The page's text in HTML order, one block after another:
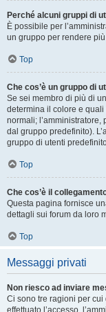
Perché alcuni gruppi di
È possibile per
un gruppo per rendere
Top
Che cos’è un gruppo di
Se sei membro di più di
determina il colore e
normali;
dal gruppo predefinito).
gruppo di utenti
Top
Che cos’è il
Questa pagina fornisce
dettagli sui forum da loro
Top
Messaggi privati
Non riesco ad inviare
Ci sono tre ragioni per
effettuato l’accesso,